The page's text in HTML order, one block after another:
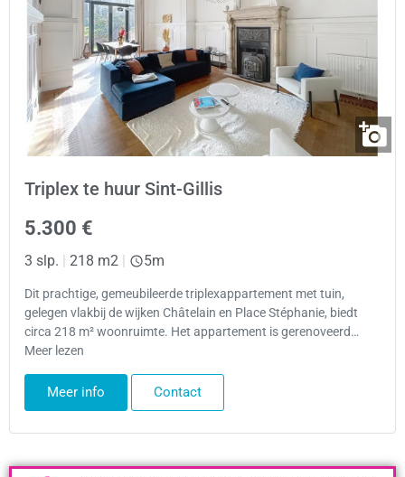
Triplex te huur Sint-Gillis
5.300 €
3 slp. | 218 m2 | 5m
Dit prachtige, gemeubileerde triplexappartement met tuin,
gelegen vlakbij de wijken Châtelain en Place Stéphanie, biedt
circa 218 m² woonruimte. Het appartement is gerenoveerd…
Meer lezen
Meer info Contact